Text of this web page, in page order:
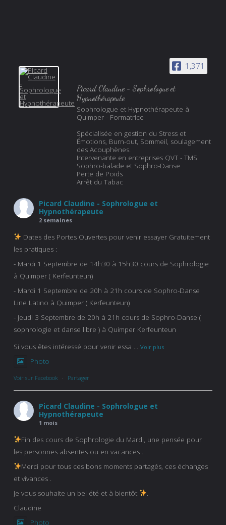
1,371
Picard Claudine - Sophrologue et
Hypnothérapeute
Sophrologue et Hypnothérapeute à
Quimper - Formatrice
Spécialisée en gestion du Stress et
Émotions, Burn-out, Sommeil, soulagement
des Acouphènes.
Intervenante en entreprises QVT - TMS.
Sophro-balade et Sophro-Danse
Perte de Poids
Arrêt du Tabac
Picard Claudine - Sophrologue et
Hypnothérapeute
2 semaines
Dates des Portes Ouvertes pour venir essayer Gratuitement
les pratiques :
- Mardi 1 Septembre de 14h30 à 15h30 cours de Sophrologie
à Quimper ( Kerfeunteun)
- Mardi 1 Septembre de 20h à 21h cours de Sophro-Danse
Line Latino à Quimper ( Kerfeunteun)
- Jeudi 3 Septembre de 20h à 21h cours de Sophro-Danse (
sophrologie et danse libre ) à Quimper Kerfeunteun
Si vous êtes intéressé pour venir essa
Voir plus
Photo
Voir sur Facebook · Partager
Picard Claudine - Sophrologue et
Hypnothérapeute
1 mois
Fin des cours de Sophrologie du Mardi, une pensée pour
les personnes absentes ou en vacances .
Merci pour tous ces bons moments partagés, ces échanges
et vivances .
Je vous souhaite un bel été et à bientôt
Claudine
Photo